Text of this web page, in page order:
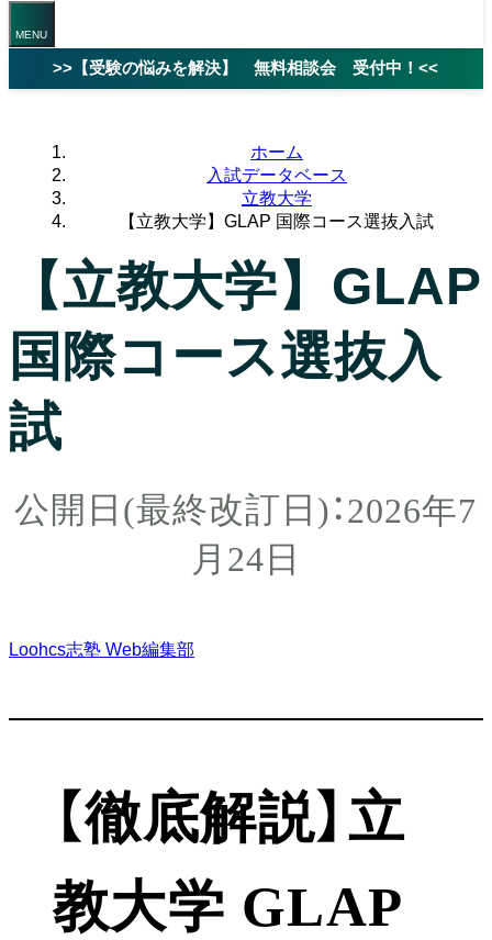
>>【受験の悩みを解決】 無料相談会 受付中！<<
ホーム
入試データベース
立教大学
【立教大学】GLAP 国際コース選抜入試
【立教大学】GLAP
国際コース選抜入
試
2026年7
月24日
Loohcs志塾 Web編集部
【徹底解説】立
教大学 GLAP